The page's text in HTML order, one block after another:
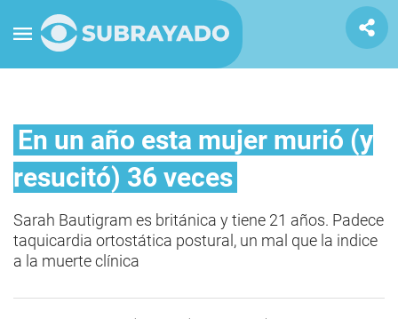
En un año esta mujer murió (y
resucitó) 36 veces
Sarah Bautigram es británica y tiene 21 años. Padece
taquicardia ortostática postural, un mal que la indice
a la muerte clínica